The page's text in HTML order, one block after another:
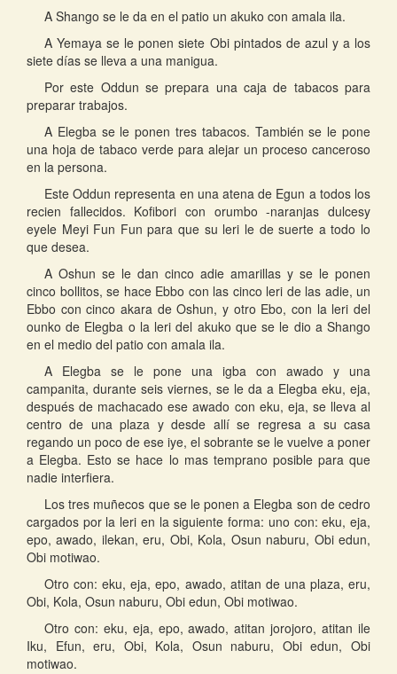
A Shango se le da en el patio un akuko con amala ila.
A Yemaya se le ponen siete Obi pintados de azul y a los
siete días se lleva a una manigua.
Por este Oddun se prepara una caja de tabacos para
preparar trabajos.
A Elegba se le ponen tres tabacos. También se le pone
una hoja de tabaco verde para alejar un proceso canceroso
en la persona.
Este Oddun representa en una atena de Egun a todos los
recien fallecidos. Kofibori con orumbo -naranjas dulcesy
eyele Meyi Fun Fun para que su leri le de suerte a todo lo
que desea.
A Oshun se le dan cinco adie amarillas y se le ponen
cinco bollitos, se hace Ebbo con las cinco leri de las adie, un
Ebbo con cinco akara de Oshun, y otro Ebo, con la leri del
ounko de Elegba o la leri del akuko que se le dio a Shango
en el medio del patio con amala ila.
A Elegba se le pone una igba con awado y una
campanita, durante seis viernes, se le da a Elegba eku, eja,
después de machacado ese awado con eku, eja, se lleva al
centro de una plaza y desde allí se regresa a su casa
regando un poco de ese iye, el sobrante se le vuelve a poner
a Elegba. Esto se hace lo mas temprano posible para que
nadie interfiera.
Los tres muñecos que se le ponen a Elegba son de cedro
cargados por la leri en la siguiente forma: uno con: eku, eja,
epo, awado, ilekan, eru, Obi, Kola, Osun naburu, Obi edun,
Obi motiwao.
Otro con: eku, eja, epo, awado, atitan de una plaza, eru,
Obi, Kola, Osun naburu, Obi edun, Obi motiwao.
Otro con: eku, eja, epo, awado, atitan jorojoro, atitan ile
Iku, Efun, eru, Obi, Kola, Osun naburu, Obi edun, Obi
motiwao.